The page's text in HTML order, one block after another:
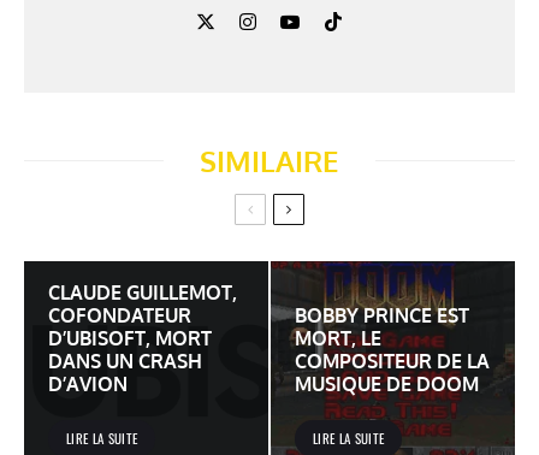
SIMILAIRE
CLAUDE GUILLEMOT,
COFONDATEUR
D’UBISOFT, MORT
DANS UN CRASH
D’AVION
LIRE LA SUITE
BOBBY PRINCE EST
MORT, LE
COMPOSITEUR DE LA
MUSIQUE DE DOOM
LIRE LA SUITE